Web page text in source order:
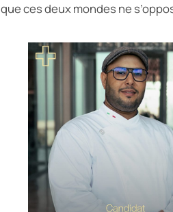
que ces deux mondes ne